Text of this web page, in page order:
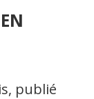
publié